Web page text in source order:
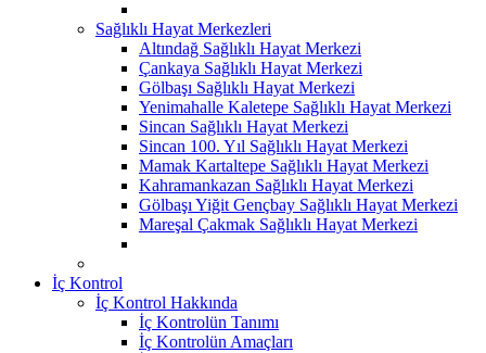
Sağlıklı Hayat Merkezleri
Altındağ Sağlıklı Hayat Merkezi
Çankaya Sağlıklı Hayat Merkezi
Gölbaşı Sağlıklı Hayat Merkezi
Yenimahalle Kaletepe Sağlıklı Hayat Merkezi
Sincan Sağlıklı Hayat Merkezi
Sincan 100. Yıl Sağlıklı Hayat Merkezi
Mamak Kartaltepe Sağlıklı Hayat Merkezi
Kahramankazan Sağlıklı Hayat Merkezi
Gölbaşı Yiğit Gençbay Sağlıklı Hayat Merkezi
Mareşal Çakmak Sağlıklı Hayat Merkezi
İç Kontrol
İç Kontrol Hakkında
İç Kontrolün Tanımı
İç Kontrolün Amaçları